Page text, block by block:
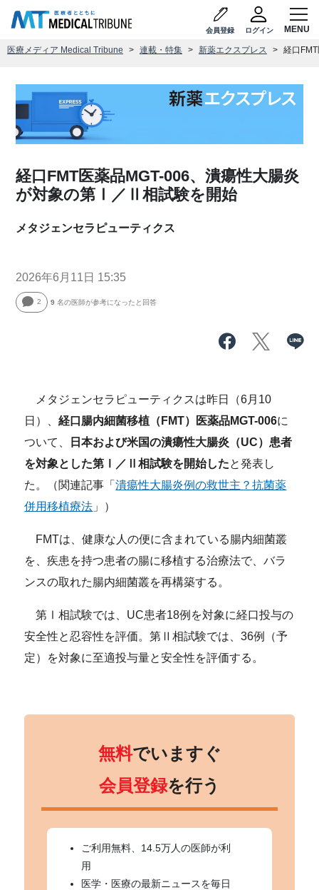
会員登録 ログイン
医療メディア Medical Tribune 連載・特集 新薬エクスプレス 経口
経口FMT医薬品MGT-006、潰瘍性大腸炎
が対象の第Ⅰ／Ⅱ相試験を開始
メタジェンセラピューティクス
2026年6月11日 15:35
2 9 名の医師が参考になったと回答
メタジェンセラピューティクスは昨日（6月10
日）、経口腸内細菌移植（FMT）医薬品MGT-006に
ついて、
日本および米国の潰瘍性大腸炎（UC）患者
を対象とした第Ⅰ／Ⅱ相試験を開始したと発表し
た。（関連記事「潰瘍性大腸炎例の救世主？抗菌薬
併用移植療法 」）
FMTは、健康な人の便に含まれている腸内細菌叢
を、疾患を持つ患者の腸に移植する治療法で、バラ
ンスの取れた腸内細菌叢を再構築する。
第Ⅰ相試験では、UC患者18例を対象に経口投与の
安全性と忍容性を評価。第Ⅱ相試験では、36例（予
定）を対象に至適投与量と安全性を評価する。
無料でいますぐ
会員登録を行う
ご利用無料、14.5万人の医師が利
用
医学・医療の最新ニュースを毎日